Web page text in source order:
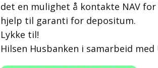
det en mulighet å kontakte NAV
hjelp til garanti for depositum.
Lykke til!
Hilsen Husbanken i samarbeid med